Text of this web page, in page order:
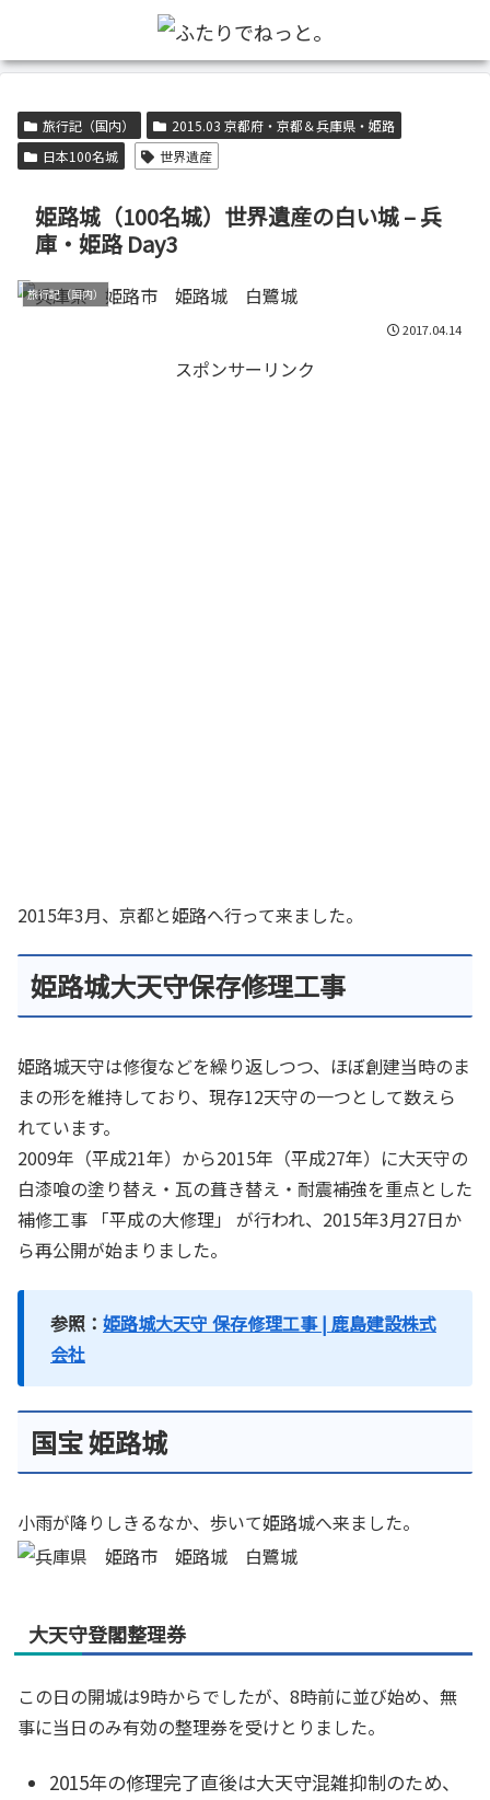
旅行記（国内）
2015.03 京都府・京都＆兵庫県・姫路
日本100名城
世界遺産
姫路城（100名城）世界遺産の白い城 – 兵
庫・姫路 Day3
旅行記（国内）
2017.04.14
スポンサーリンク
2015年3月、京都と姫路へ行って来ました。
姫路城大天守保存修理工事
姫路城天守は修復などを繰り返しつつ、ほぼ創建当時のま
まの形を維持しており、現存12天守の一つとして数えら
れています。
2009年（平成21年）から2015年（平成27年）に大天守の
白漆喰の塗り替え・瓦の葺き替え・耐震補強を重点とした
補修工事 「平成の大修理」 が行われ、2015年3月27日か
ら再公開が始まりました。
参照： 姫路城大天守 保存修理工事 | 鹿島建設株式
会社
国宝 姫路城
小雨が降りしきるなか、歩いて姫路城へ来ました。
大天守登閣整理券
この日の開城は9時からでしたが、8時前に並び始め、無
事に当日のみ有効の整理券を受けとりました。
2015年の修理完了直後は大天守混雑抑制のため、